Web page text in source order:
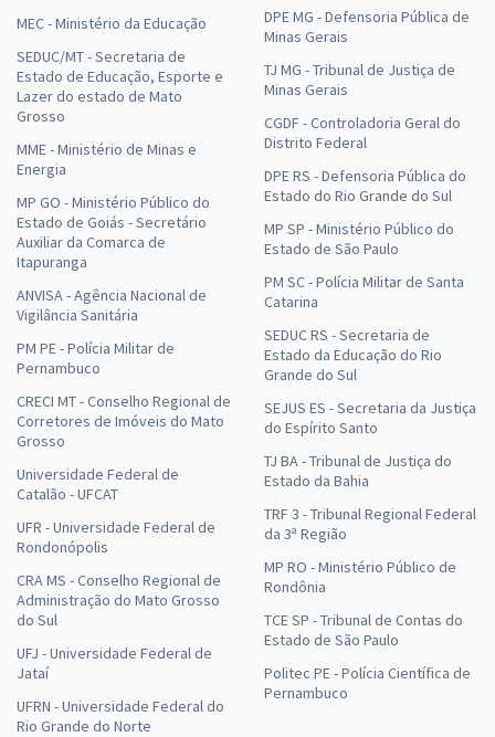
MEC - Ministério da Educação
SEDUC/MT - Secretaria de
Estado de Educação, Esporte e
Lazer do estado de Mato
Grosso
MME - Ministério de Minas e
Energia
MP GO - Ministério Público do
Estado de Goiás - Secretário
Auxiliar da Comarca de
Itapuranga
ANVISA - Agência Nacional de
Vigilância Sanitária
PM PE - Polícia Militar de
Pernambuco
CRECI MT - Conselho Regional de
Corretores de Imóveis do Mato
Grosso
Universidade Federal de
Catalão - UFCAT
UFR - Universidade Federal de
Rondonópolis
CRA MS - Conselho Regional de
Administração do Mato Grosso
do Sul
UFJ - Universidade Federal de
Jataí
UFRN - Universidade Federal do
Rio Grande do Norte
DPE MG - Defensoria Pública de
Minas Gerais
TJ MG - Tribunal de Justiça de
Minas Gerais
CGDF - Controladoria Geral do
Distrito Federal
DPE RS - Defensoria Pública do
Estado do Rio Grande do Sul
MP SP - Ministério Público do
Estado de São Paulo
PM SC - Polícia Militar de Santa
Catarina
SEDUC RS - Secretaria de
Estado da Educação do Rio
Grande do Sul
SEJUS ES - Secretaria da Justiça
do Espírito Santo
TJ BA - Tribunal de Justiça do
Estado da Bahia
TRF 3 - Tribunal Regional Federal
da 3ª Região
MP RO - Ministério Público de
Rondônia
TCE SP - Tribunal de Contas do
Estado de São Paulo
Politec PE - Polícia Científica de
Pernambuco